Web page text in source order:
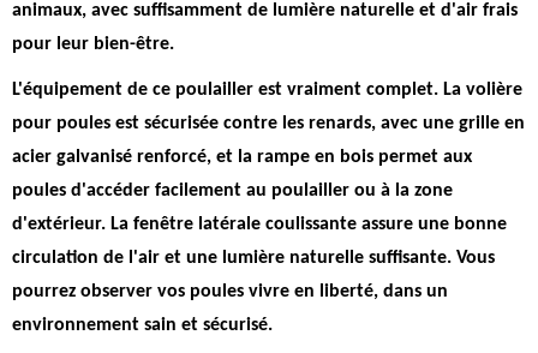
animaux, avec suffisamment de lumière naturelle et d'air frais
pour leur bien-être.
L'équipement de ce poulailler est vraiment complet. La volière
pour poules est sécurisée contre les renards, avec une grille en
acier galvanisé renforcé, et la rampe en bois permet aux
poules d'accéder facilement au poulailler ou à la zone
d'extérieur. La fenêtre latérale coulissante assure une bonne
circulation de l'air et une lumière naturelle suffisante. Vous
pourrez observer vos poules vivre en liberté, dans un
environnement sain et sécurisé.